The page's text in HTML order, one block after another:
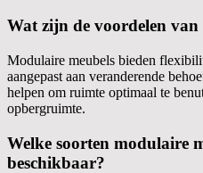
Wat zijn de voordelen
Modulaire meubels bieden
aangepast aan veranderende
helpen om ruimte optimaal te
opbergruimte.
Welke soorten modulaire
beschikbaar?